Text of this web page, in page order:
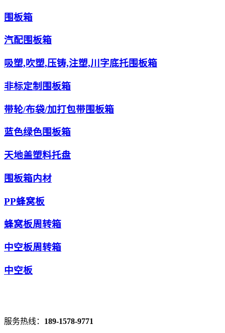
围板箱
汽配围板箱
吸塑,吹塑,压铸,注塑,川字底托围板箱
非标定制围板箱
带轮/布袋/加打包带围板箱
蓝色绿色围板箱
天地盖塑料托盘
围板箱内材
PP蜂窝板
蜂窝板周转箱
中空板周转箱
中空板
服务热线： 189-1578-9771